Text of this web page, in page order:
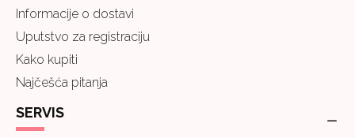
Informacije o dostavi
Uputstvo za registraciju
Kako kupiti
Najčešća pitanja
SERVIS